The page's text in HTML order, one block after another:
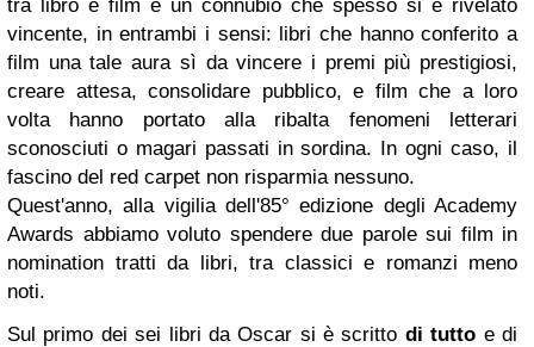
tra libro e film è un connubio che spesso si è rivelato
vincente, in entrambi i sensi: libri che hanno conferito a
film una tale aura sì da vincere i premi più prestigiosi,
creare attesa, consolidare pubblico, e film che a loro
volta hanno portato alla ribalta fenomeni letterari
sconosciuti o magari passati in sordina. In ogni caso, il
fascino del red carpet non risparmia nessuno.
Quest'anno, alla vigilia dell'85° edizione degli Academy
Awards abbiamo voluto spendere due parole sui film in
nomination tratti da libri, tra classici e romanzi meno
noti.
Sul primo dei sei libri da Oscar si è scritto di tutto e di